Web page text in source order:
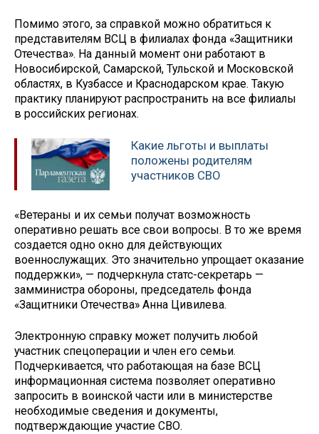
Помимо этого, за справкой можно обратиться к
представителям ВСЦ в филиалах фонда «Защитники
Отечества». На данный момент они работают в
Новосибирской, Самарской, Тульской и Московской
областях, в Кузбассе и Краснодарском крае. Такую
практику планируют распространить на все филиалы
в российских регионах.
Какие льготы и выплаты
положены родителям
участников СВО
«Ветераны и их семьи получат возможность
оперативно решать все свои вопросы. В то же время
создается одно окно для действующих
военнослужащих. Это значительно упрощает оказание
поддержки», — подчеркнула статс-секретарь —
замминистра обороны, председатель фонда
«Защитники Отечества» Анна Цивилева.
Электронную справку может получить любой
участник спецоперации и член его семьи.
Подчеркивается, что работающая на базе ВСЦ
информационная система позволяет оперативно
запросить в воинской части или в министерстве
необходимые сведения и документы,
подтверждающие участие СВО.